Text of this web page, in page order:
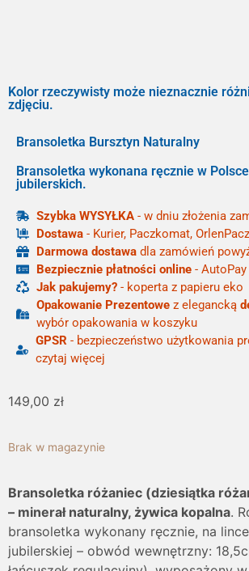
Kolor rzeczywisty może nieznacznie
zdjęciu.
Bransoletka Bursztyn Naturalny
Bransoletka wykonana ręcznie w
jubilerskich.
Szybka WYSYŁKA - w dniu złożenia
Dostawa - Kurier, Paczkomat,
Darmowa dostawa dla zamówień
Bezpiecznie płatności online - AutoPay
Jak pakujemy? - koperta z papieru eko
Opakowanie Prezentowe z elegancką
wybór opakowania w koszyku
GPSR - bezpieczeństwo użytkowania
czytaj więcej
149,00 zł
Brak w magazynie
Bransoletka różaniec (dziesiątka
– minerał naturalny, żywica kopalna.
bransoletka wykonany ręcznie, na
jubilerskiej – obwód wewnętrzny: